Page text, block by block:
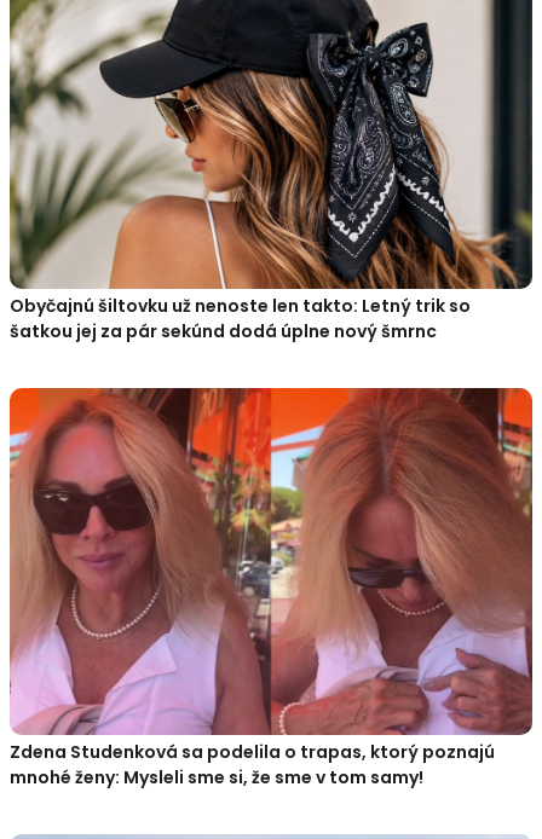
Obyčajnú šiltovku už nenoste len takto: Letný trik so
šatkou jej za pár sekúnd dodá úplne nový šmrnc
Zdena Studenková sa podelila o trapas, ktorý poznajú
mnohé ženy: Mysleli sme si, že sme v tom samy!